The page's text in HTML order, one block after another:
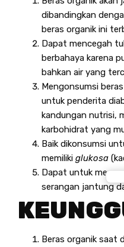
dibandingkan
beras organik ini
Dapat mencegah
berbahaya karena
bahkan air yang
Mengonsumsi
untuk penderita
kandungan nutrisi,
karbohidrat yang
Baik dikonsumsi
memiliki glukosa
Dapat untuk
serangan jantung
Beras organik saat